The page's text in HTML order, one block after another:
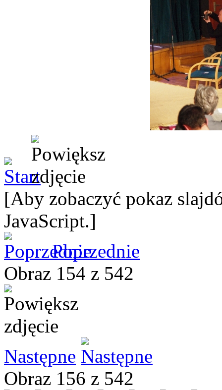
[Aby zobaczyć pokaz
JavaScript.]
Poprzednie
Obraz 154 z 542
Następne
Obraz 156 z 542